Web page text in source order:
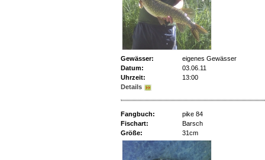
Gewässer:
eigenes Gewässer
Datum:
03.06.11
Uhrzeit:
13:00
Details
Fangbuch:
pike 84
Fischart:
Barsch
Größe:
31cm